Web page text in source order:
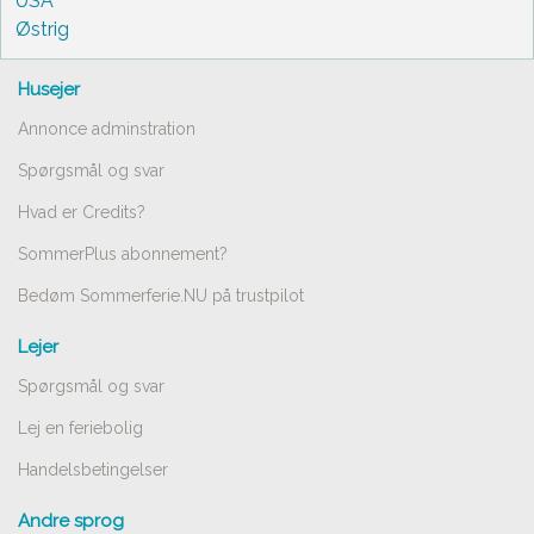
Østrig
Husejer
Annonce adminstration
Spørgsmål og svar
Hvad er Credits?
SommerPlus abonnement?
Bedøm Sommerferie.NU på trustpilot
Lejer
Spørgsmål og svar
Lej en feriebolig
Handelsbetingelser
Andre sprog